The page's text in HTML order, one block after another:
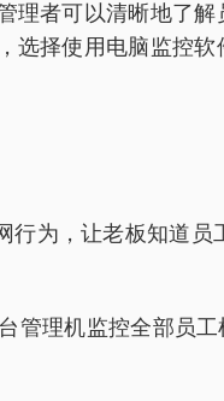
者可以清晰地了
择使用电脑监控软
为，让老板知道
理机监控全部员